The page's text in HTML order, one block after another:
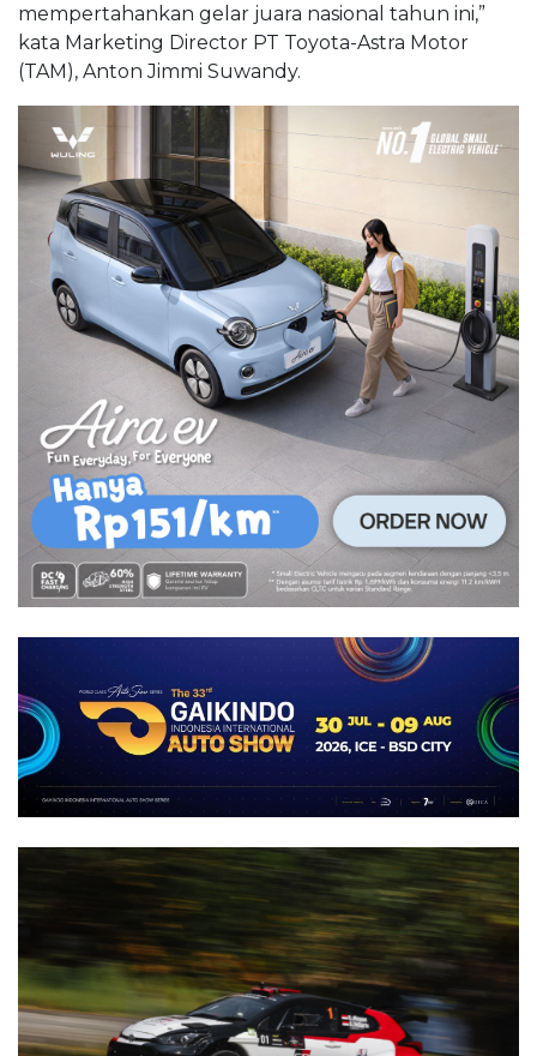
mempertahankan gelar juara nasional tahun ini,”
kata Marketing Director PT Toyota-Astra Motor
(TAM), Anton Jimmi Suwandy.